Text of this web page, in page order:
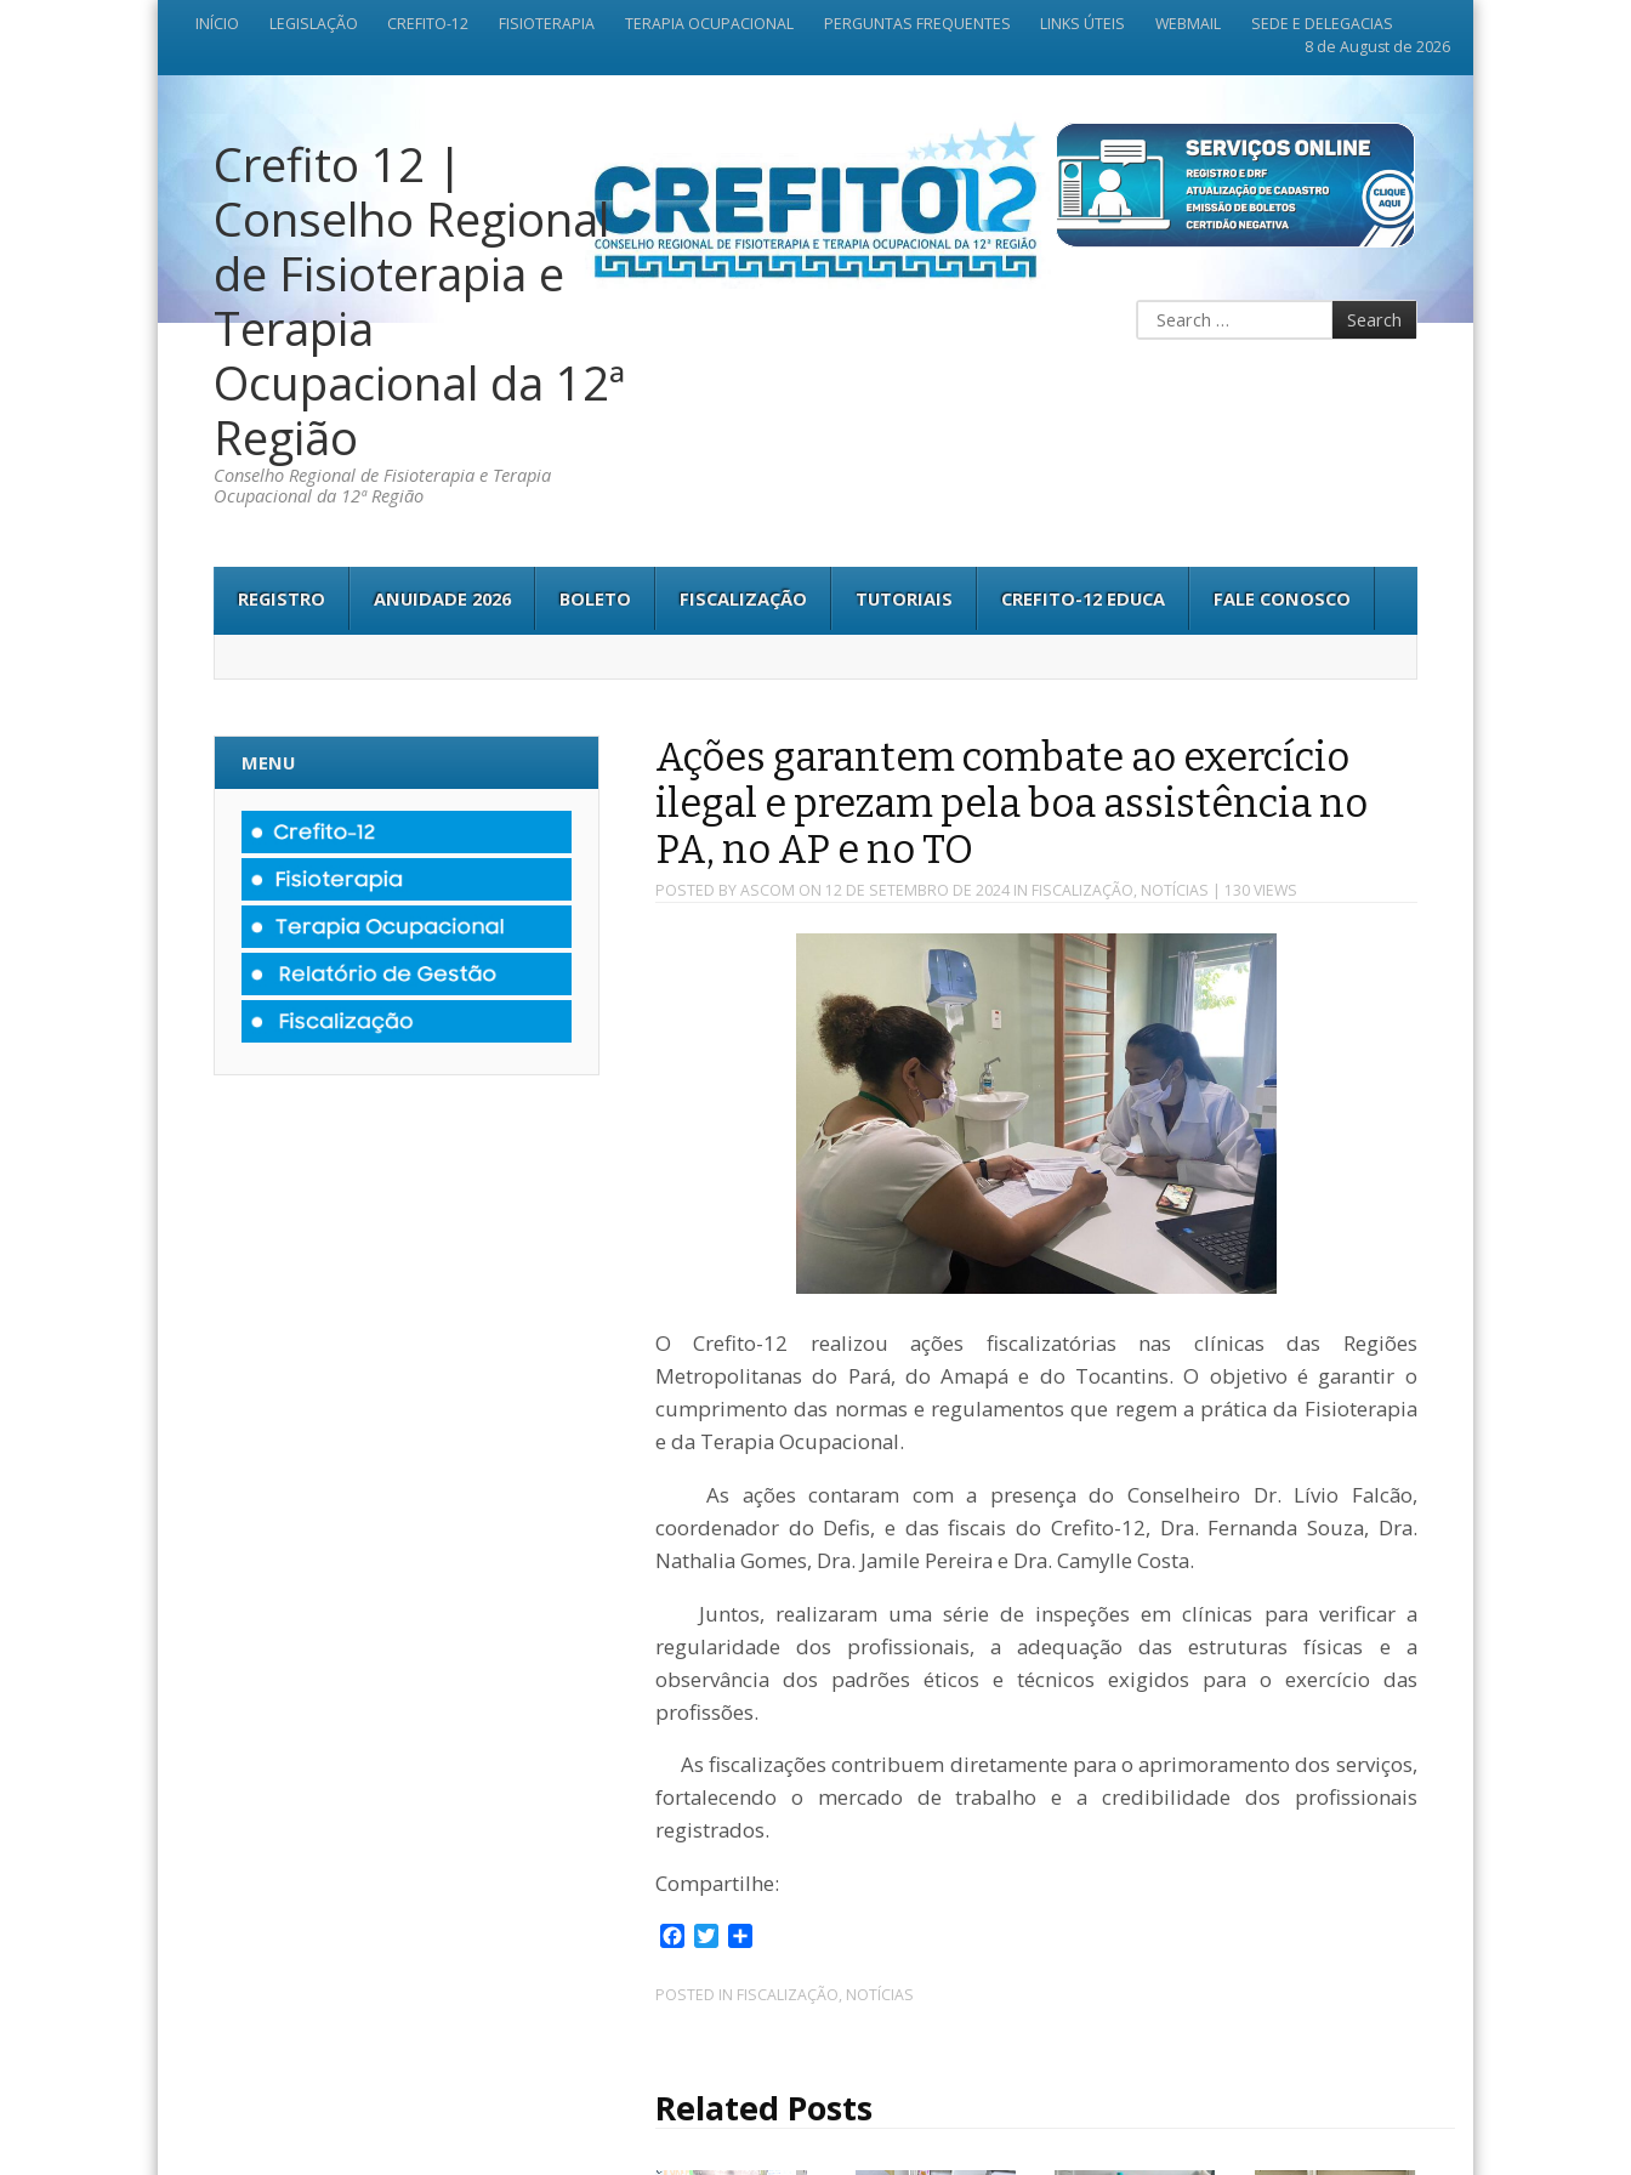
INÍCIO LEGISLAÇÃO CREFITO-12 FISIOTERAPIA TERAPIA OCUPACIONAL PERGUNTAS FREQUENTES LINKS ÚTEIS WEBMAIL
SEDE E DELEGACIAS
8 de August de 2026
Crefito 12 |
Conselho Regional
de Fisioterapia e
Terapia
Ocupacional da 12ª
Região
Conselho Regional de Fisioterapia e Terapia
Ocupacional da 12ª Região
REGISTRO ANUIDADE 2026 BOLETO FISCALIZAÇÃO TUTORIAIS CREFITO-12 EDUCA FALE CONOSCO
Ações garantem combate ao exercício
ilegal e prezam pela boa assistência no
PA, no AP e no TO
POSTED BYASCOM ON 12 DE SETEMBRO DE 2024IN FISCALIZAÇÃO, NOTÍCIAS | 130 VIEWS
O Crefito-12 realizou ações fiscalizatórias nas clínicas das Regiões
Metropolitanas do Pará, do Amapá e do Tocantins. O objetivo é garantir o
cumprimento das normas e regulamentos que regem a prática da Fisioterapia
e da Terapia Ocupacional.
As ações contaram com a presença do Conselheiro Dr. Lívio Falcão,
coordenador do Defis, e das fiscais do Crefito-12, Dra. Fernanda Souza, Dra.
Nathalia Gomes, Dra. Jamile Pereira e Dra. Camylle Costa.
Juntos, realizaram uma série de inspeções em clínicas para verificar a
regularidade dos profissionais, a adequação das estruturas físicas e a
observância dos padrões éticos e técnicos exigidos para o exercício das
profissões.
As fiscalizações contribuem diretamente para o aprimoramento dos serviços,
fortalecendo o mercado de trabalho e a credibilidade dos profissionais
registrados.
Compartilhe:
c
e
k
i
t
m
p
i
POSTED IN FISCALIZAÇÃO, NOTÍCIAS
Related Posts
MENU